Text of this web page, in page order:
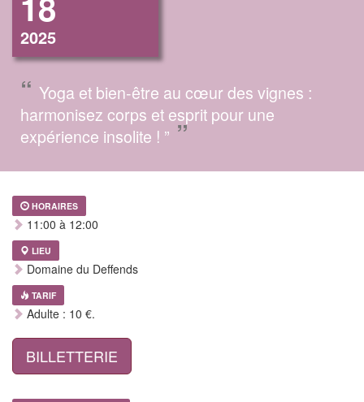
2025
“ Yoga et bien-être au cœur des vignes :
harmonisez corps et esprit pour une
expérience insolite ! ” ”
HORAIRES
11:00 à 12:00
LIEU
Domaine du Deffends
TARIF
Adulte : 10 €.
BILLETTERIE